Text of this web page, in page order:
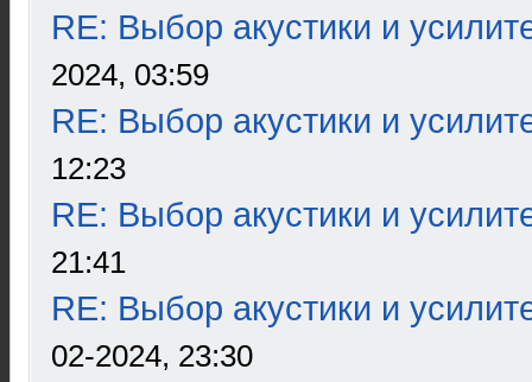
RE: Выбор акустики и
2024, 03:59
RE: Выбор акустики и
12:23
RE: Выбор акустики и
21:41
RE: Выбор акустики и
02-2024, 23:30